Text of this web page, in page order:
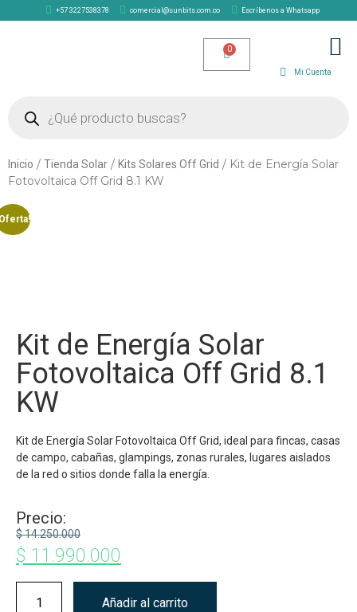
+57 3227538378 comercial@sunbits.com.co Escríbenos a Whatsapp
Mi Cuenta
Inicio / Tienda Solar / Kits Solares Off Grid / Kit de Energía Solar
Fotovoltaica Off Grid 8.1 KW
Kit de Energía Solar
Fotovoltaica Off Grid 8.1
KW
Kit de Energía Solar Fotovoltaica Off Grid, ideal para fincas, casas
de campo, cabañas, glampings, zonas rurales, lugares aislados
de la red o sitios donde falla la energía.
Precio:
$14.250.000
$ 11.990.000
Añadir al carrito